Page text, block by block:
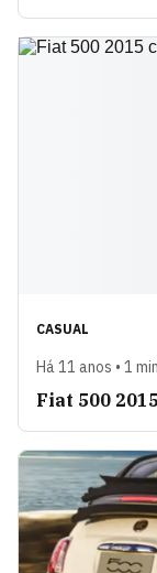
CASUAL
Há 11 anos • 1
Fiat 500